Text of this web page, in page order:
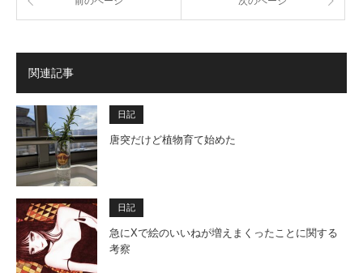
関連記事
日記
唐突だけど植物育て始めた
日記
急にXで絵のいいねが増えまくったことに関する
考察